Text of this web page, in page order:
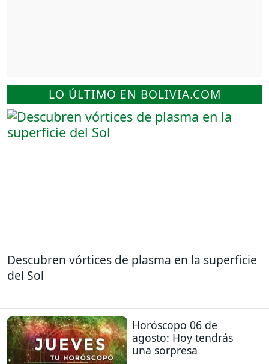
LO ÚLTIMO EN BOLIVIA.COM
Descubren vórtices de plasma en la superficie
del Sol
Horóscopo 06 de
agosto: Hoy tendrás
una sorpresa